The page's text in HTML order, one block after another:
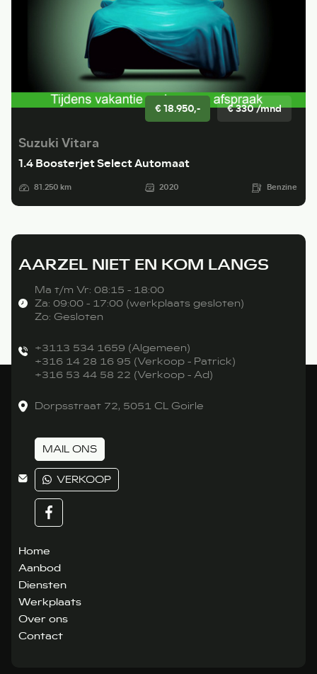
€ 18.950,- € 330 /mnd
Suzuki Vitara
1.4 Boosterjet Select Automaat
81.250 km 2020 Benzine
AARZEL NIET EN KOM LANGS
Ma t/m Vr: 08:15 - 18:00
Za: 09:00 - 17:00 (werkplaats gesloten)
Zo: Gesloten
+3113 534 1659 (Algemeen)
+316 14 28 16 95 (Verkoop - Patrick)
+316 53 44 58 22 (Verkoop - Ad)
Dorpsstraat 72, 5051 CL Goirle
MAIL ONS
VERKOOP
Home
Aanbod
Diensten
Werkplaats
Over ons
Contact